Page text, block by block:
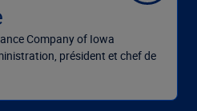
Company of Iowa
président et chef de